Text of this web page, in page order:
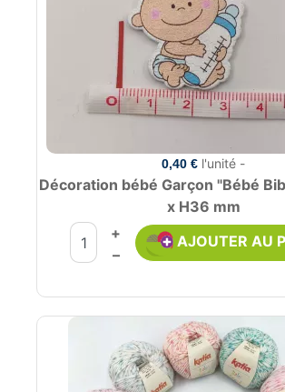
0,40 € l'unité -
Décoration bébé Garçon "Bébé
x H36 mm
+
–
AJOUTER AU